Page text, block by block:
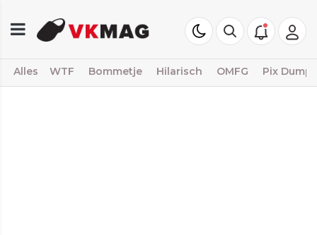
Alles WTF Bommetje Hilarisch OMFG Pix Dump